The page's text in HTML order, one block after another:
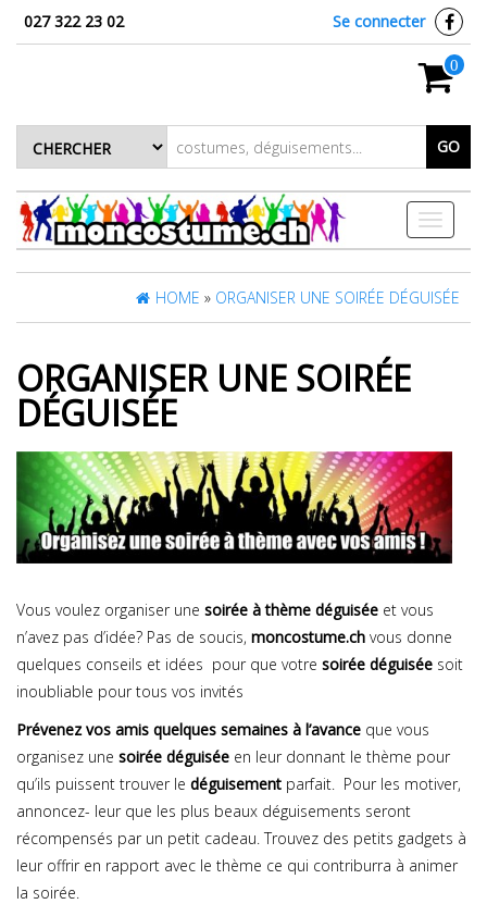
027 322 23 02 Se connecter
0
GO
Toggle
HOME » ORGANISER UNE SOIRÉE DÉGUISÉE
ORGANISER UNE SOIRÉE
DÉGUISÉE
Vous voulez organiser une soirée à thème déguisée et vous
n’avez pas d’idée? Pas de soucis, moncostume.ch vous donne
quelques conseils et idées pour que votre soirée déguisée soit
inoubliable pour tous vos invités
Prévenez vos amis quelques semaines à l’avance que vous
organisez une soirée déguisée en leur donnant le thème pour
qu’ils puissent trouver le déguisement parfait. Pour les motiver,
annoncez- leur que les plus beaux déguisements seront
récompensés par un petit cadeau. Trouvez des petits gadgets à
leur offrir en rapport avec le thème ce qui contriburra à animer
la soirée.